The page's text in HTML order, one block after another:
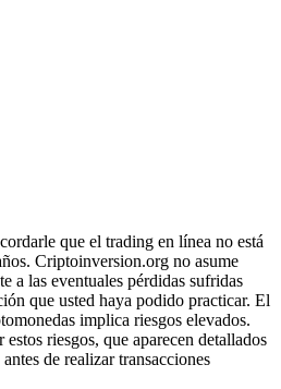
que el trading en línea no está
Criptoinversion.org no asume
a las eventuales pérdidas sufridas
que usted haya podido practicar. El
implica riesgos elevados.
riesgos, que aparecen detallados
de realizar transacciones